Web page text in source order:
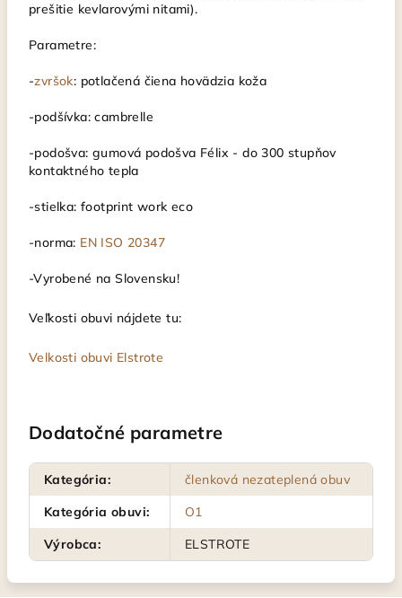
prešitie kevlarovými nitami).
Parametre:
-zvršok: potlačená čiena hovädzia koža
-podšívka: cambrelle
-podošva: gumová podošva Félix - do 300 stupňov
kontaktného tepla
-stielka: footprint work eco
-norma: EN ISO 20347
-Vyrobené na Slovensku!
Veľkosti obuvi nájdete tu:
Velkosti obuvi Elstrote
Dodatočné parametre
Kategória:
členková nezateplená obuv
Kategória obuvi:
O1
Výrobca: ELSTROTE